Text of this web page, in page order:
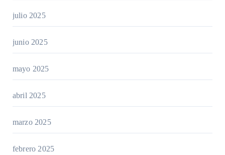
julio 2025
junio 2025
mayo 2025
abril 2025
marzo 2025
febrero 2025